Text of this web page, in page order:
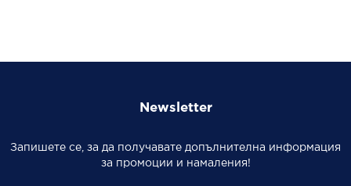
Newsletter
Запишете се, за да получавате допълнителна информация
за промоции и намаления!